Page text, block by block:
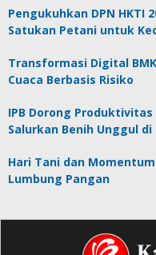
Pengukuhkan DPN HKTI
Satukan Petani untuk
Transformasi Digital
Cuaca Berbasis Risiko
IPB Dorong
Salurkan Benih Unggul
Hari Tani dan
Lumbung Pangan